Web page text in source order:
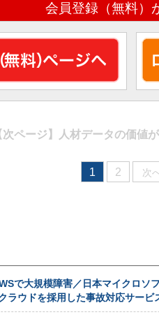
会員登録（無料）
次ページ】 人材データの価値
1 2 次
で大規模障害／日本マイクロソ
ラウドを採用した事故対応サービ